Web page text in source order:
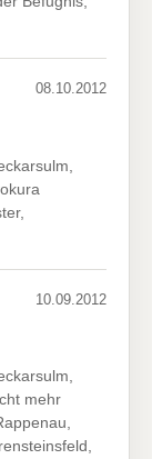
08.10.2012
10.09.2012
mehr